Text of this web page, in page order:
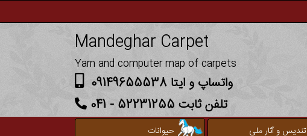
Mandeghar Carpet
Yarn and computer map of carpets
واتساپ و ایتا 09149655538
تلفن ثابت 52231255 - 041
تندیس و آثار ملی
حیوانات